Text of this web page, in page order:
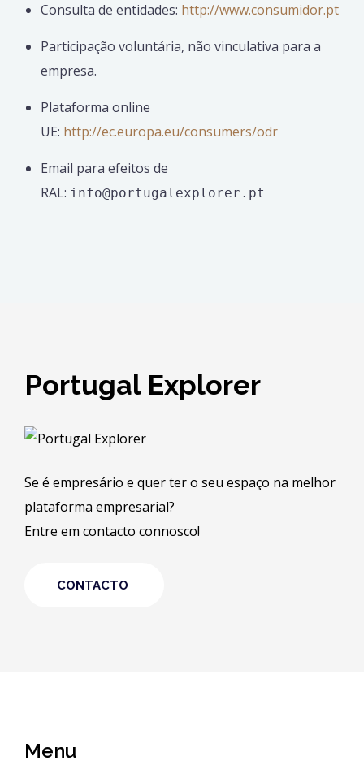
Consulta de entidades: http://www.consumidor.pt
Participação voluntária, não vinculativa para a
empresa.
Plataforma online
UE: http://ec.europa.eu/consumers/odr
Email para efeitos de
RAL: info@portugalexplorer.pt
Menu
Portugal Explorer
Se é empresário e quer ter o seu espaço na melhor
plataforma empresarial?
Entre em contacto connosco!
CONTACTO